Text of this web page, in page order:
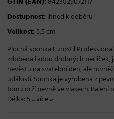
GTIN (EAN): 8423029072117
Dostupnost: ihned k odběru
Velikost: 5,5 cm
Plochá sponka Eurostil
zdobena řadou drobných perliček,
nevěstu na svatební den, ale
události. Sponka je vyrobena z
tomu drží pevně ve vlasech. Balení
Délka: 5,...více »